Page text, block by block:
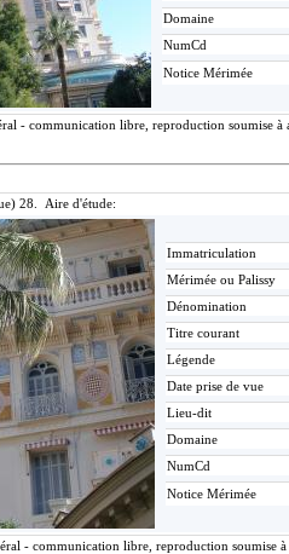
Domaine
NumCd
Notice Mérimée
- communication libre, reproduction soumise
28. Aire d'étude:
Immatriculation
Mérimée ou Palissy
Dénomination
Titre courant
Légende
Date prise de vue
Lieu-dit
Domaine
NumCd
Notice Mérimée
- communication libre, reproduction soumise